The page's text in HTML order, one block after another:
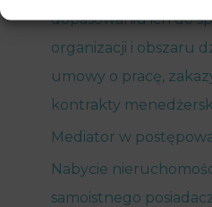
dopasowaniu ich do
organizacji i obszaru
umowy o pracę,
kontrakty
Mediator w
Nabycie
samoistnego